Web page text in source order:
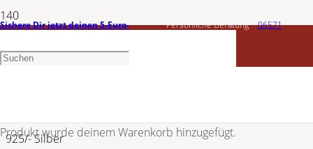
Sichere Dir jetzt deinen 5-Euro-
Gutschein
Persönliche Beratung 06571
Produktwurde deinem Warenkorb hinzugefügt.
925/- Silber